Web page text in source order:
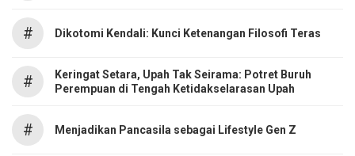
# Dikotomi Kendali: Kunci Ketenangan Filosofi Teras
#
Keringat Setara, Upah Tak Seirama: Potret Buruh
Perempuan di Tengah Ketidakselarasan Upah
# Menjadikan Pancasila sebagai Lifestyle Gen Z